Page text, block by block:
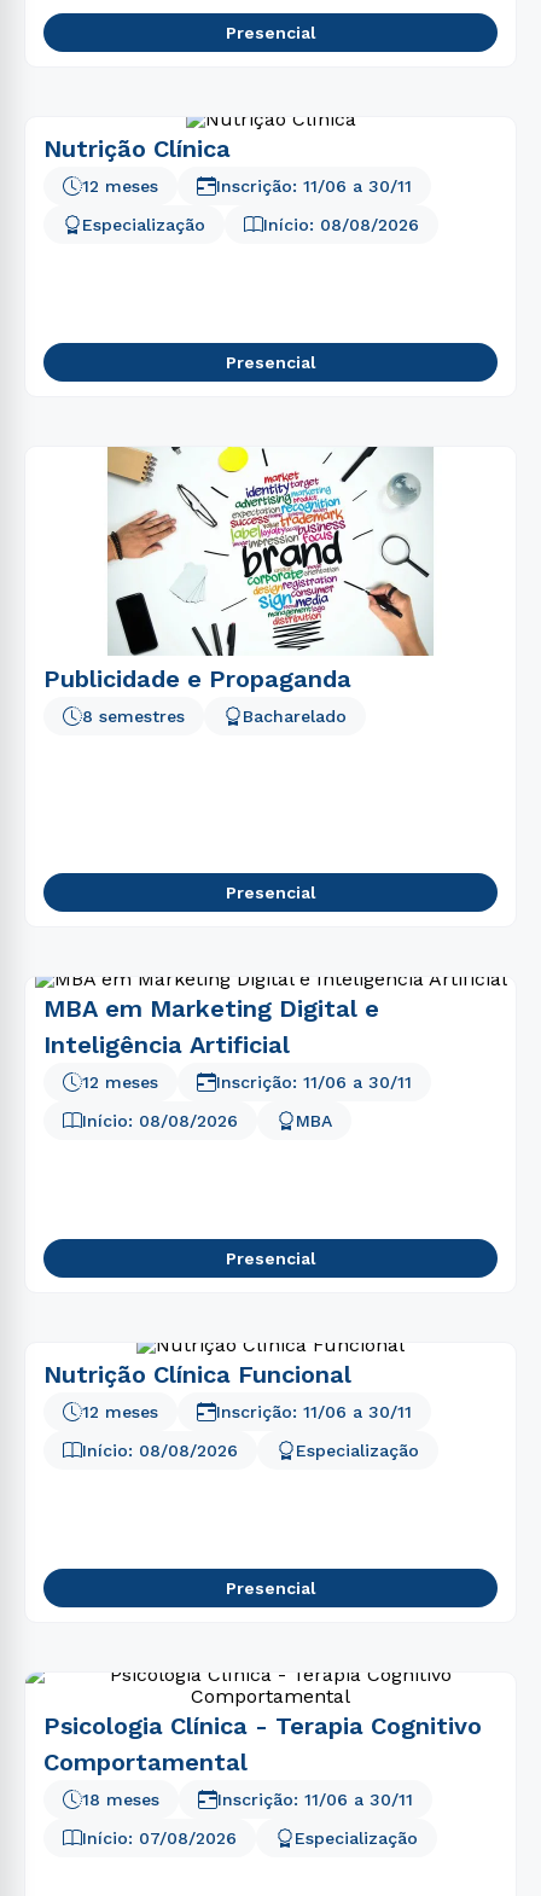
Presencial
Nutrição Clínica
12 meses
Especialização
Início: 08/08/2026
Inscrição: 11/06 a 30/11
Presencial
Publicidade e Propaganda
Bacharelado
8 semestres
Presencial
MBA em Marketing Digital e
Inteligência Artificial
Início: 08/08/2026
12 meses
MBA
Inscrição: 11/06 a 30/11
Presencial
Nutrição Clínica Funcional
12 meses
Início: 08/08/2026 Especialização
Inscrição: 11/06 a 30/11
Presencial
Psicologia Clínica - Terapia Cognitivo
Comportamental
Início: 07/08/2026
18 meses
Especialização
Inscrição: 11/06 a 30/11